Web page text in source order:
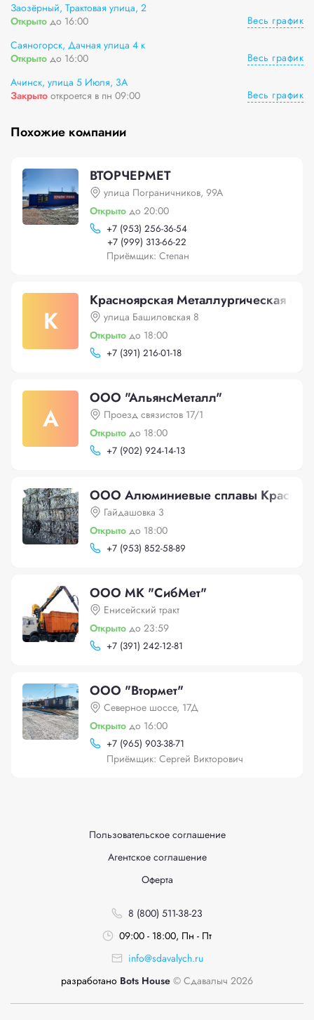
Заозёрный, Трактовая улица, 2
Открыто до 16:00
Весь график
Саяногорск, Дачная улица 4 к
Открыто до 16:00
Весь график
Ачинск, улица 5 Июля, 3А
Закрыто откроется в пн 09:00 Весь график
Похожие компании
ВТОРЧЕРМЕТ
улица Пограничников, 99А
Открыто до 20:00
+7 (953) 256-36-54
+7 (999) 313-66-22
Приёмщик: Степан
К
Красноярская Металлургическая
улица Башиловская 8
Открыто до 18:00
+7 (391) 216-01-18
А
ООО "АльянсМеталл"
Проезд связистов 17/1
Открыто до 18:00
+7 (902) 924-14-13
ООО Алюминиевые сплавы
Гайдашовка 3
Открыто до 18:00
+7 (953) 852-58-89
ООО МK "СибМет"
Енисейский тракт
Открыто до 23:59
+7 (391) 242-12-81
ООО "Втормет"
Северное шоссе, 17Д
Открыто до 16:00
+7 (965) 903-38-71
Приёмщик: Сергей Викторович
Пользовательское соглашение
Агентское соглашение
Оферта
8 (800) 511-38-23
09:00 - 18:00, Пн - Пт
info@sdavalych.ru
разработано Bots House © Сдавалыч 2026